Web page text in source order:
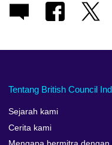
Tentang British Council
Sejarah kami
Cerita kami